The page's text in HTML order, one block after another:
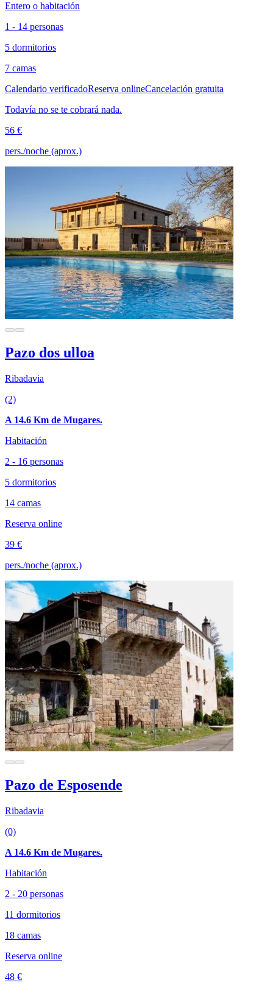
Entero o habitación
1 - 14 personas
5 dormitorios
7 camas
Calendario verificadoReserva onlineCancelación gratuita
Todavía no se te cobrará nada.
56 €
pers./noche (aprox.)
Pazo dos ulloa
Ribadavia
(2)
A 14.6 Km de Mugares.
Habitación
2 - 16 personas
5 dormitorios
14 camas
Reserva online
39 €
pers./noche (aprox.)
Pazo de Esposende
Ribadavia
(0)
A 14.6 Km de Mugares.
Habitación
2 - 20 personas
11 dormitorios
18 camas
Reserva online
48 €